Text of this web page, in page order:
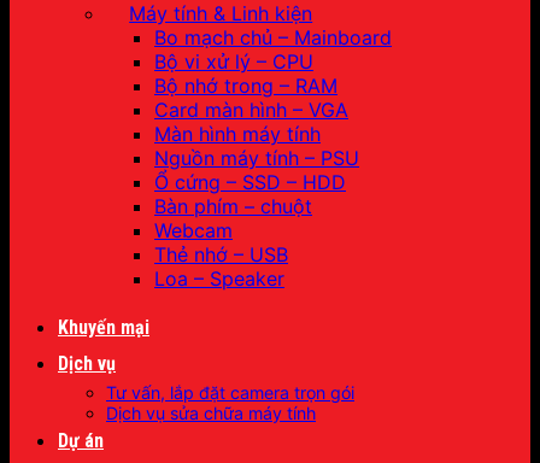
Máy tính & Linh kiện
Bo mạch chủ – Mainboard
Bộ vi xử lý – CPU
Bộ nhớ trong – RAM
Card màn hình – VGA
Màn hình máy tính
Nguồn máy tính – PSU
Ổ cứng – SSD – HDD
Bàn phím – chuột
Webcam
Thẻ nhớ – USB
Loa – Speaker
Khuyến mại
Dịch vụ
Tư vấn, lắp đặt camera trọn gói
Dịch vụ sửa chữa máy tính
Dự án